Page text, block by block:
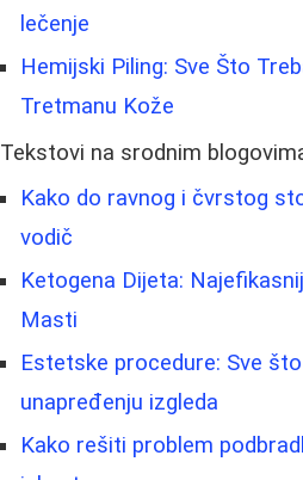
lečenje
Hemijski Piling: Sve Što
Tretmanu Kože
Tekstovi na srodnim
Kako do ravnog i čvrstog
vodič
Ketogena Dijeta:
Masti
Estetske procedure: Sve
unapređenju izgleda
Kako rešiti problem